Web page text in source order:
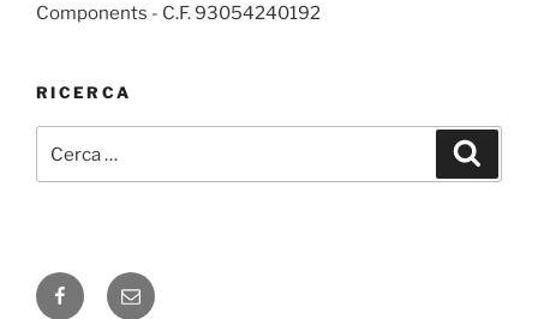
Components - C.F. 93054240192
RICERCA
FacebookEmail